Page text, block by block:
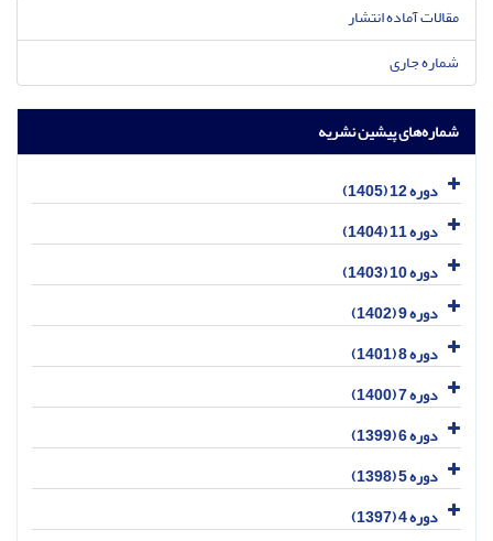
مقالات آماده انتشار
شماره جاری
شماره‌های پیشین نشریه
دوره 12 (1405)
دوره 11 (1404)
دوره 10 (1403)
دوره 9 (1402)
دوره 8 (1401)
دوره 7 (1400)
دوره 6 (1399)
دوره 5 (1398)
دوره 4 (1397)